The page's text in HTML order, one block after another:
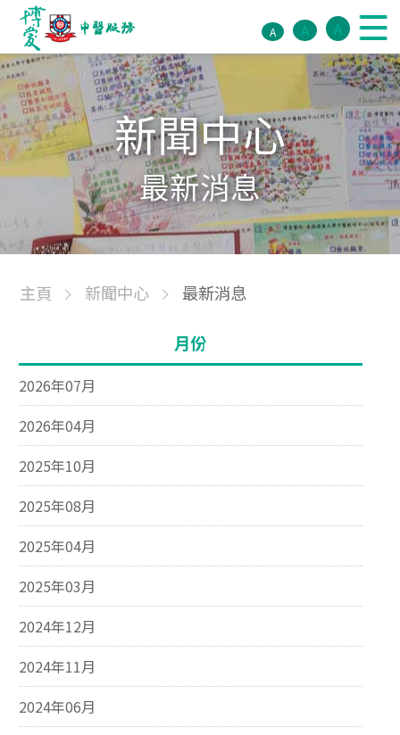
A A A
新聞中心
最新消息
主頁 新聞中心 最新消息
月份
2026年07月
2026年04月
2025年10月
2025年08月
2025年04月
2025年03月
2024年12月
2024年11月
2024年06月